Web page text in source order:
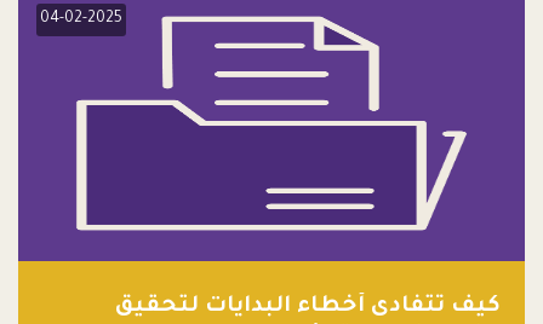
04-02-2025
كيف تتفادى أخطاء البدايات لتحقيق